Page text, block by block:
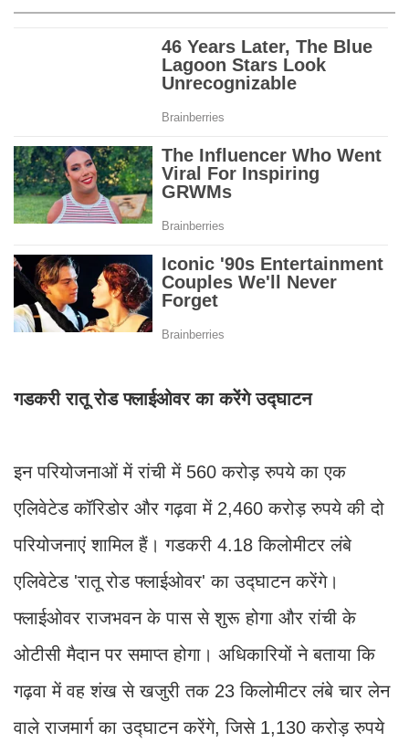
गडकरी रातू रोड फ्लाईओवर का करेंगे उद्घाटन
इन परियोजनाओं में रांची में 560 करोड़ रुपये का एक
एलिवेटेड कॉरिडोर और गढ़वा में 2,460 करोड़ रुपये की दो
परियोजनाएं शामिल हैं। गडकरी 4.18 किलोमीटर लंबे
एलिवेटेड 'रातू रोड फ्लाईओवर' का उद्घाटन करेंगे।
फ्लाईओवर राजभवन के पास से शुरू होगा और रांची के
ओटीसी मैदान पर समाप्त होगा। अधिकारियों ने बताया कि
गढ़वा में वह शंख से खजुरी तक 23 किलोमीटर लंबे चार लेन
वाले राजमार्ग का उद्घाटन करेंगे, जिसे 1,130 करोड़ रुपये